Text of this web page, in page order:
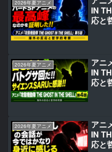
2026年夏アニメ
IN
応と
2026年夏アニメ
アニ
IN
応と
2026年夏アニメ
アニ
IN
応と